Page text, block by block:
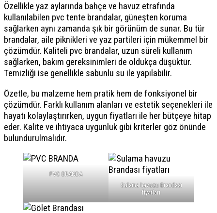
Özellikle yaz aylarında bahçe ve havuz etrafında
kullanılabilen pvc tente brandalar, güneşten koruma
sağlarken aynı zamanda şık bir görünüm de sunar. Bu tür
brandalar, aile piknikleri ve yaz partileri için mükemmel bir
çözümdür. Kaliteli pvc brandalar, uzun süreli kullanım
sağlarken, bakım gereksinimleri de oldukça düşüktür.
Temizliği ise genellikle sabunlu su ile yapılabilir.
Özetle, bu malzeme hem pratik hem de fonksiyonel bir
çözümdür. Farklı kullanım alanları ve estetik seçenekleri ile
hayatı kolaylaştırırken, uygun fiyatları ile her bütçeye hitap
eder. Kalite ve ihtiyaca uygunluk gibi kriterler göz önünde
bulundurulmalıdır.
PVC BRANDA
Sulama havuzu Brandası
fiyatları